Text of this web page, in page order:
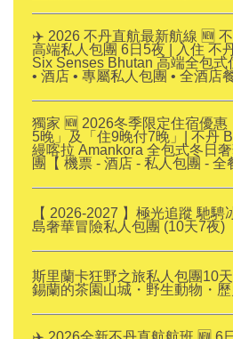
✈️ 2026 不丹直航最新航線 🆕
高端私人包團 6日5夜 | 入住 不
Six Senses Bhutan 高端全包式
• 酒店 • 專屬私人包團 • 全酒店
獨家 🆕 2026冬季限定住宿優惠
5晚」及「住9晚付7晚」| 不丹
縵喀拉 Amankora 全包式冬日
團【 機票 - 酒店 - 私人包團 - 全
【 2026-2027 】極光追蹤 馳騁
島奢華冒險私人包團 (10天7夜)
斯里蘭卡狂野之旅私人包團10
錫蘭的茶園山城・野生動物・